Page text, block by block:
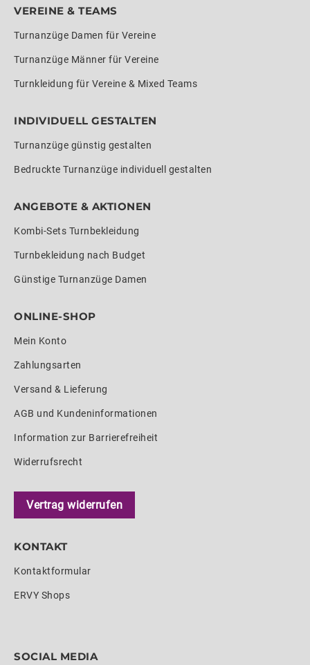
VEREINE & TEAMS
Turnanzüge Damen für Vereine
Turnanzüge Männer für Vereine
Turnkleidung für Vereine & Mixed Teams
INDIVIDUELL GESTALTEN
Turnanzüge günstig gestalten
Bedruckte Turnanzüge individuell gestalten
ANGEBOTE & AKTIONEN
Kombi-Sets Turnbekleidung
Turnbekleidung nach Budget
Günstige Turnanzüge Damen
ONLINE-SHOP
Mein Konto
Zahlungsarten
Versand & Lieferung
AGB und Kundeninformationen
Information zur Barrierefreiheit
Widerrufsrecht
Vertrag widerrufen
KONTAKT
Kontaktformular
ERVY Shops
SOCIAL MEDIA